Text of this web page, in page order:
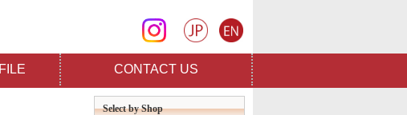
CONTACT US
Select by Shop